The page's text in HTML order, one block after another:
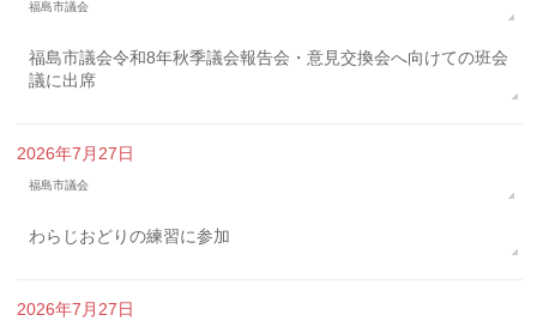
福島市議会
福島市議会令和8年秋季議会報告会・意見交換会へ向けての班会
議に出席
2026年7月27日
福島市議会
わらじおどりの練習に参加
2026年7月27日